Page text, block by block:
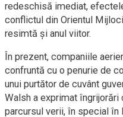
redeschisă imediat,
conflictul din Orientul
resimtă și anul viitor.
În prezent, companiile
confruntă cu o penurie de
unui purtător de cuvânt
Walsh a exprimat
parcursul verii, în special în